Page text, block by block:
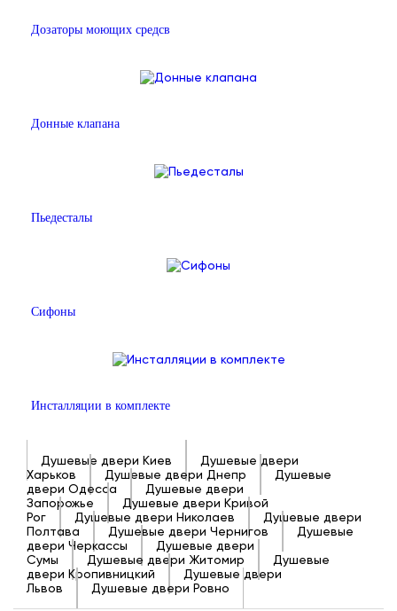
Дозаторы моющих средсв
Донные клапана
Пьедесталы
Сифоны
Инсталляции в комплекте
Душевые двери Киев
Душевые двери
Харьков
Душевые двери Днепр
Душевые
двери Одесса
Душевые двери
Запорожье
Душевые двери Кривой
Рог
Душевые двери Николаев
Душевые двери
Полтава
Душевые двери Чернигов
Душевые
двери Черкассы
Душевые двери
Сумы
Душевые двери Житомир
Душевые
двери Кропивницкий
Душевые двери
Львов
Душевые двери Ровно